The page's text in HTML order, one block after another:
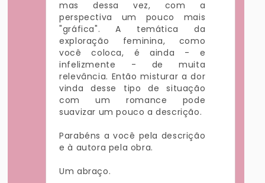
mas dessa vez, com a
perspectiva um pouco mais
"gráfica". A temática da
exploração feminina, como
você coloca, é ainda - e
infelizmente - de muita
relevância. Então misturar a dor
vinda desse tipo de situação
com um romance pode
suavizar um pouco a descrição.
Parabéns a você pela descrição
e à autora pela obra.
Um abraço.